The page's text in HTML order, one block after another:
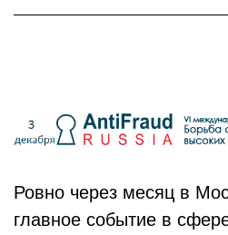
Ровно через месяц в
главное событие в